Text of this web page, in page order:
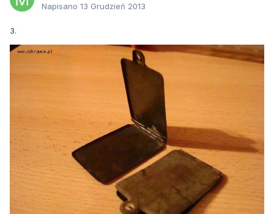
Napisano 13 Grudzień 2013
3.